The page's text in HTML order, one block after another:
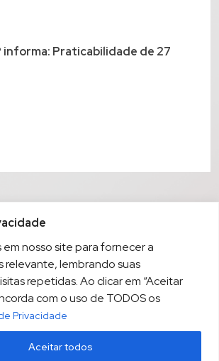
em nosso site para fornecer a
relevante, lembrando suas
repetidas. Ao clicar em “Aceitar
com o uso de TODOS os
Privacidade
Aceitar todos
informa: Praticabilidade de 27